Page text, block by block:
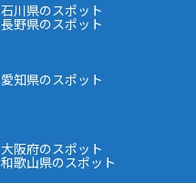
石川県のスポット
長野県のスポット
愛知県のスポット
大阪府のスポット
和歌山県のスポット